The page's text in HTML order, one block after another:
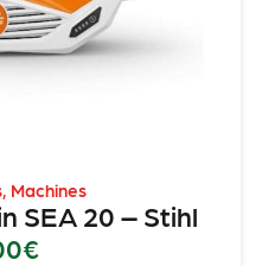
, Machines
SEA 20 – Stihl
€